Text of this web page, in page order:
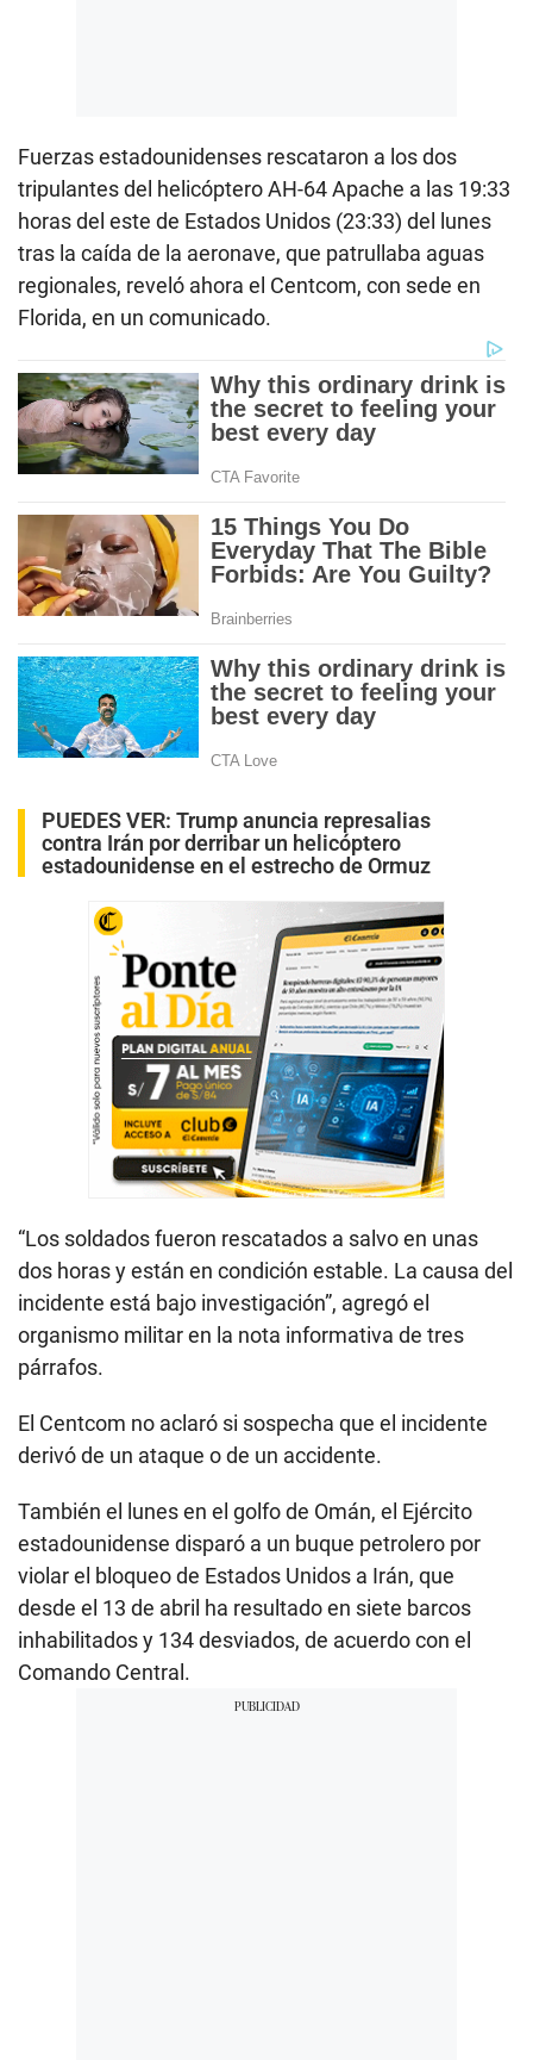
Fuerzas estadounidenses rescataron a los dos
tripulantes del helicóptero AH-64 Apache a las 19:33
horas del este de Estados Unidos (23:33) del lunes
tras la caída de la aeronave, que patrullaba aguas
regionales, reveló ahora el Centcom, con sede en
Florida, en un comunicado.
PUEDES VER: Trump anuncia represalias
contra Irán por derribar un helicóptero
estadounidense en el estrecho de Ormuz
“Los soldados fueron rescatados a salvo en unas
dos horas y están en condición estable. La causa del
incidente está bajo investigación”, agregó el
organismo militar en la nota informativa de tres
párrafos.
El Centcom no aclaró si sospecha que el incidente
derivó de un ataque o de un accidente.
También el lunes en el golfo de Omán, el Ejército
estadounidense disparó a un buque petrolero por
violar el bloqueo de Estados Unidos a Irán, que
desde el 13 de abril ha resultado en siete barcos
inhabilitados y 134 desviados, de acuerdo con el
Comando Central.